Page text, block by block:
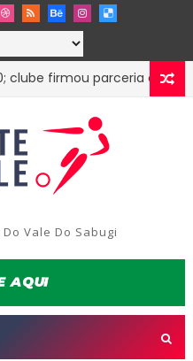
parceria com o Treze
Vale Do Sabugi